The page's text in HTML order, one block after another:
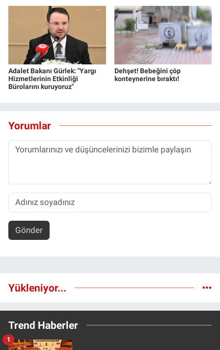
Adalet Bakanı Gürlek: "Yargı
Hizmetlerinin Etkinliği
Bürolarını kuruyoruz"
Dehşet! Bebeğini çöp
konteynerine bıraktı!
Yorumlar
Gönder
Yükleniyor...
Trend Haberler
1